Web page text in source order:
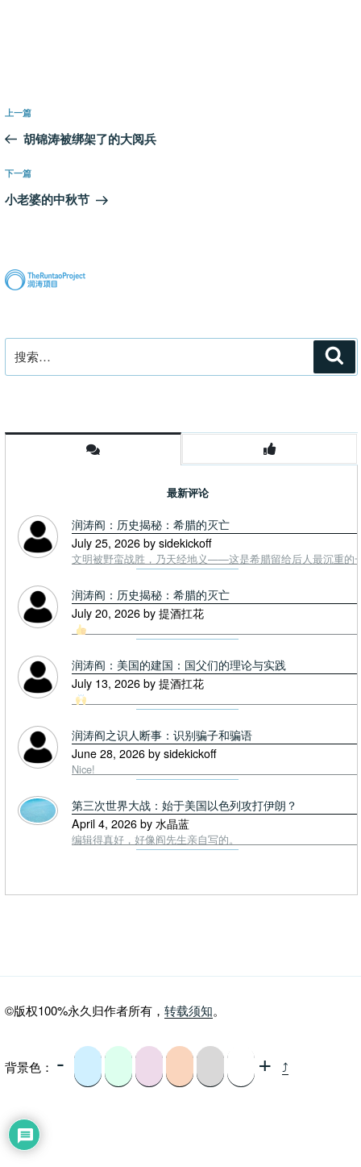
文
导
航
上
一
文
章
上一篇
胡锦涛被绑架了的大阅兵
下
一
下一篇
小老婆的中秋节
索：
最新评论
润涛阎：历史揭秘：希腊的灭亡
July 25, 2026 by sidekickoff
文明被野蛮战胜，乃天经地义——这是希腊留给后人最沉重的
润涛阎：历史揭秘：希腊的灭亡
July 20, 2026 by 提酒扛花
润涛阎：美国的建国：国父们的理论与实践
July 13, 2026 by 提酒扛花
润涛阎之识人断事：识别骗子和骗语
June 28, 2026 by sidekickoff
Nice!
第三次世界大战：始于美国以色列攻打伊朗？
April 4, 2026 by 水晶蓝
编辑得真好，好像阎先生亲自写的。
©版权100%永久归作者所有， 转载须知。
背景色： - + ⤴